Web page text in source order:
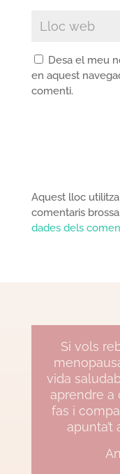
Desa el meu
en aquest
comenti.
Aquest lloc
comentaris brossa.
dades dels
Si vols
vida
aprendre a
fas i